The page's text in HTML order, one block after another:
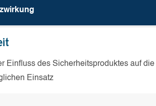
Einfluss des Sicherheitsproduktes auf
Einsatz